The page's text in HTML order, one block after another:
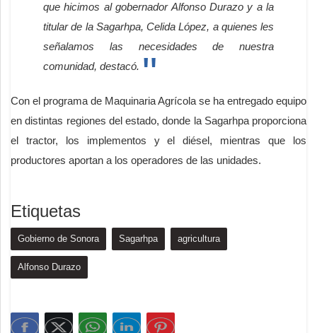
que hicimos al gobernador Alfonso Durazo y a la
titular de la Sagarhpa, Celida López, a quienes les
señalamos las necesidades de nuestra
comunidad, destacó.
Con el programa de Maquinaria Agrícola se ha entregado equipo
en distintas regiones del estado, donde la Sagarhpa proporciona
el tractor, los implementos y el diésel, mientras que los
productores aportan a los operadores de las unidades.
Etiquetas
Gobierno de Sonora Sagarhpa agricultura
Alfonso Durazo